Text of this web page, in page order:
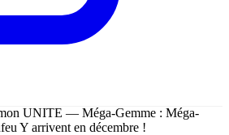
UNITE — Méga-Gemme : Méga-
Y arrivent en décembre !